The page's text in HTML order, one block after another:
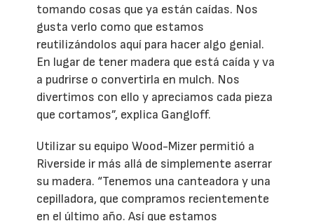
tomando cosas que ya están caídas. Nos
gusta verlo como que estamos
reutilizándolos aquí para hacer algo genial.
En lugar de tener madera que está caída y va
a pudrirse o convertirla en mulch. Nos
divertimos con ello y apreciamos cada pieza
que cortamos”, explica Gangloff.
Utilizar su equipo Wood-Mizer permitió a
Riverside ir más allá de simplemente aserrar
su madera. “Tenemos una canteadora y una
cepilladora, que compramos recientemente
en el último año. Así que estamos